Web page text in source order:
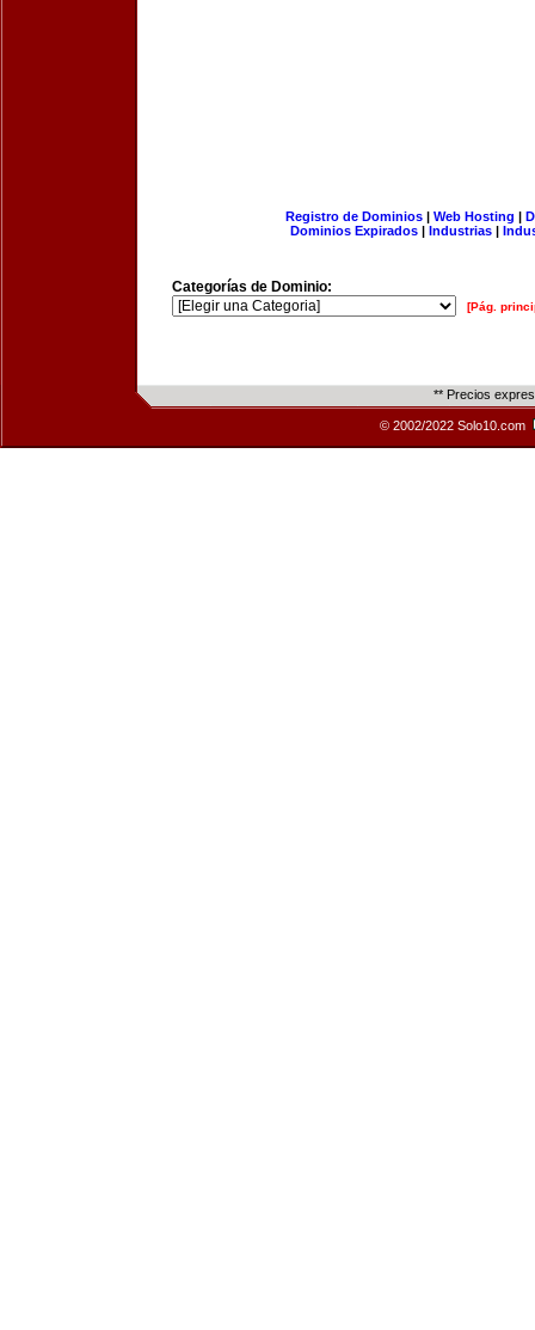
Registro de Dominios| Web Hosting |
Dominios Expirados | Industrias |
Categorías de Dominio:
[Pág.
** Precios
© 2002/2022 Solo10.com